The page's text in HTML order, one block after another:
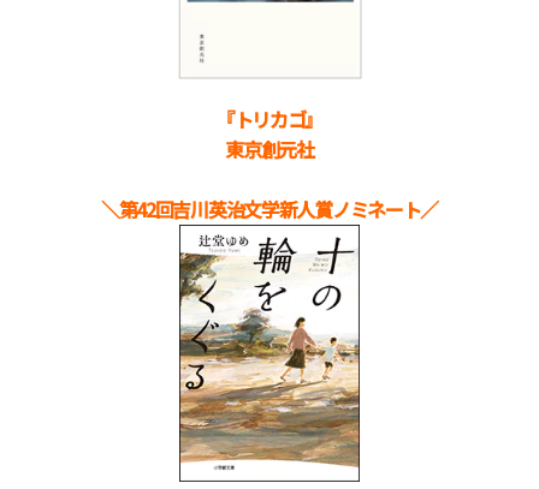
『トリカゴ』
東京創元社
＼第42回吉川英治文学新人賞ノミネート／